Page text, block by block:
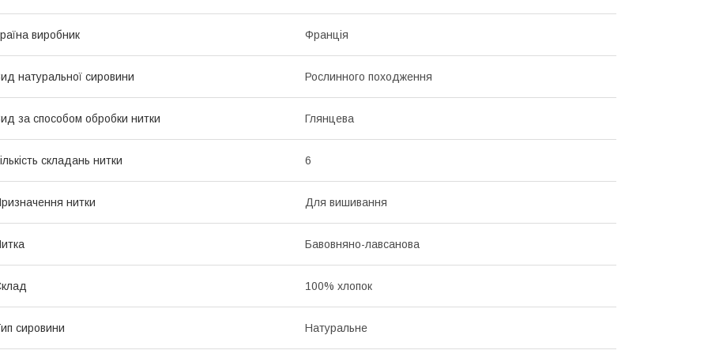
виробник Франція
натуральної сировини Рослинного походження
за способом обробки нитки Глянцева
складань нитки 6
нитки Для вишивання
Бавовняно-лавсанова
100% хлопок
сировини Натуральне